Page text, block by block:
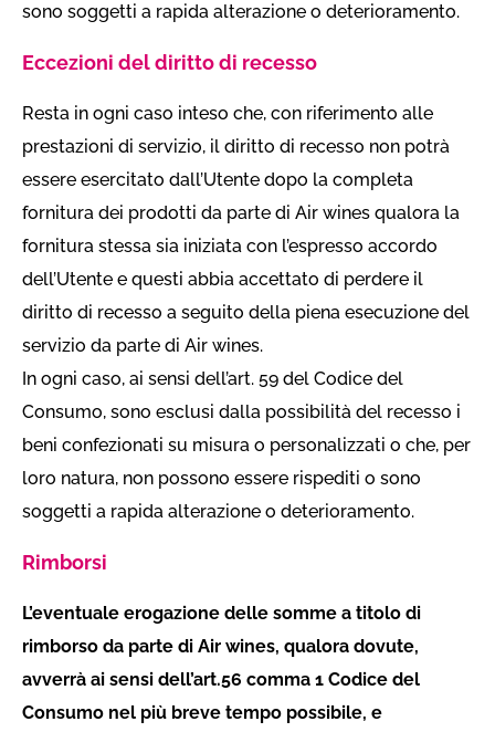
sono soggetti a rapida alterazione o deterioramento.
Eccezioni del diritto di recesso
Resta in ogni caso inteso che, con riferimento alle
prestazioni di servizio, il diritto di recesso non potrà
essere esercitato dall’Utente dopo la completa
fornitura dei prodotti da parte di Air wines qualora la
fornitura stessa sia iniziata con l’espresso accordo
dell’Utente e questi abbia accettato di perdere il
diritto di recesso a seguito della piena esecuzione del
servizio da parte di Air wines.
In ogni caso, ai sensi dell’art. 59 del Codice del
Consumo, sono esclusi dalla possibilità del recesso i
beni confezionati su misura o personalizzati o che, per
loro natura, non possono essere rispediti o sono
soggetti a rapida alterazione o deterioramento.
Rimborsi
L’eventuale erogazione delle somme a titolo di
rimborso da parte di Air wines, qualora dovute,
avverrà ai sensi dell’art.56 comma 1 Codice del
Consumo nel più breve tempo possibile, e